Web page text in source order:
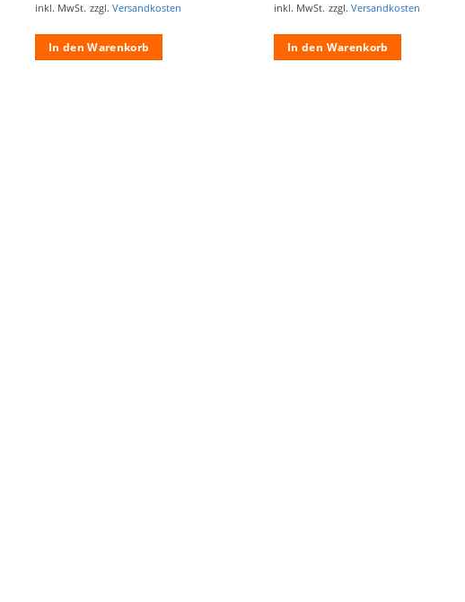
inkl. MwSt. zzgl.Versandkosten
In den Warenkorb
inkl. MwSt. zzgl.Versandkosten
In den Warenkorb